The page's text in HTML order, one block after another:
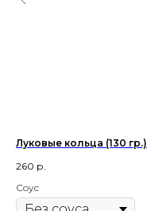
Луковые кольца (130 гр.)
260 р.
Соус